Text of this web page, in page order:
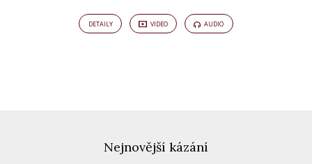
DETAILY VIDEO AUDIO
Nejnovější kázání